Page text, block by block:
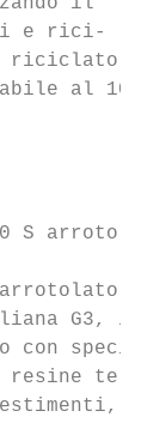
e rici-
al
S
G3,
con